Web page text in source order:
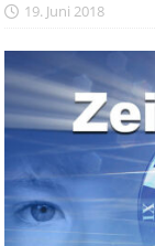
19. Juni 2018